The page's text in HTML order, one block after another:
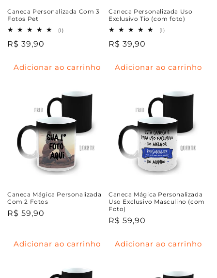
Caneca Personalizada Com 3
Fotos Pet
(1)1
Preço
R$ 39,90
Adicionar ao carrinho
Caneca Personalizada Uso
Exclusivo Tio (com foto)
(1)1
Preço
R$ 39,90
Adicionar ao carrinho
Caneca Mágica Personalizada
Com 2 Fotos
Preço
R$ 59,90
Adicionar ao carrinho
Caneca Mágica Personalizada
Uso Exclusivo Masculino (com
Foto)
Preço
R$ 59,90
Adicionar ao carrinho